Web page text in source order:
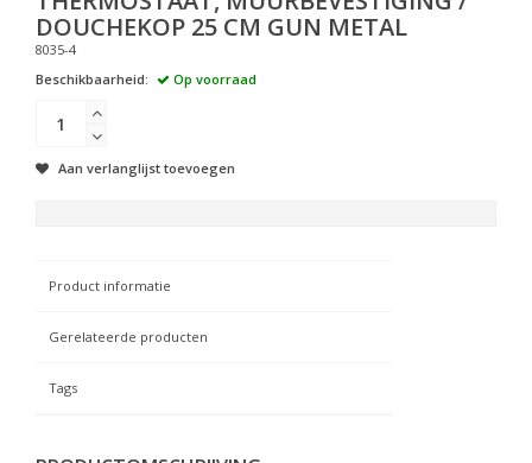
DOUCHEKOP 25 CM GUN METAL
8035-4
Beschikbaarheid:
Op voorraad
Aan verlanglijst toevoegen
Product informatie
Gerelateerde producten
Tags